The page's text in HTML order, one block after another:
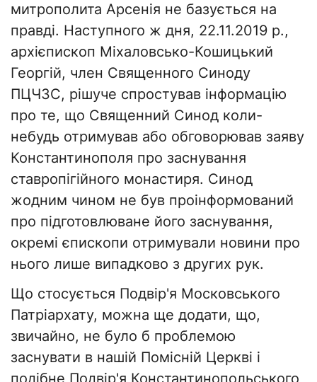
митрополита Арсенія не базується на
правді. Наступного ж дня, 22.11.2019 р.,
архієпископ Міхаловсько-Кошицький
Георгій, член Священного Синоду
ПЦЧЗС, рішуче спростував інформацію
про те, що Священний Синод коли-
небудь отримував або обговорював заяву
Константинополя про заснування
ставропігійного монастиря. Синод
жодним чином не був проінформований
про підготовлюване його заснування,
окремі єпископи отримували новини про
нього лише випадково з других рук.
Що стосується Подвір'я Московського
Патріархату, можна ще додати, що,
звичайно, не було б проблемою
заснувати в нашій Помісній Церкві і